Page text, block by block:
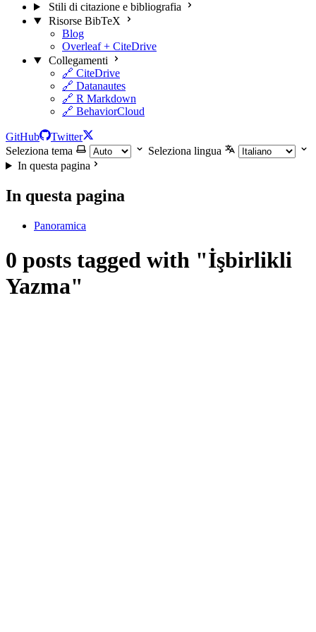
Stili di citazione e bibliografia
Risorse BibTeX
Blog
Overleaf + CiteDrive
Collegamenti
🔗 CiteDrive
🔗 Datanautes
🔗 R Markdown
🔗 BehaviorCloud
GitHub
Twitter
Seleziona tema
Seleziona lingua
In questa pagina
In questa pagina
Panoramica
0 posts tagged with "İşbirlikli
Yazma"